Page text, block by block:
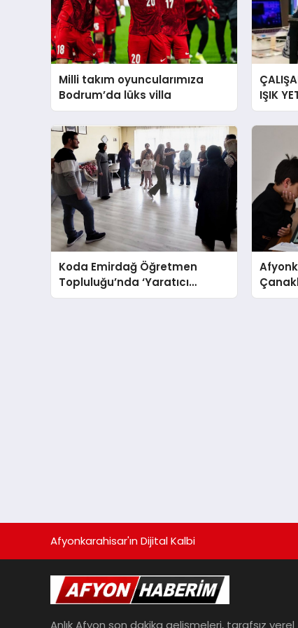
Milli takım oyuncularımıza
Bodrum’da lüks villa
IŞIK
Koda Emirdağ Öğretmen
Topluluğu’nda ‘Yaratıcı
Drama’ eğitimi gerçekleştirildi.
Anma
Afyonkarahisar'ın Dijital Kalbi
Anlık Afyon son dakika gelişmeleri, tarafsız yerel